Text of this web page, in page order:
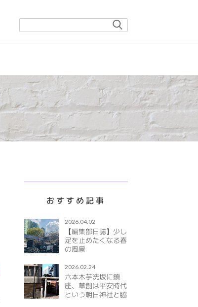
おすすめ記事
2026.04.02
【編集部日誌】少し
足を止めたくなる春
の風景
2026.02.24
六本木芋洗坂に鎮
座、草創は平安時代
という朝日神社と脇